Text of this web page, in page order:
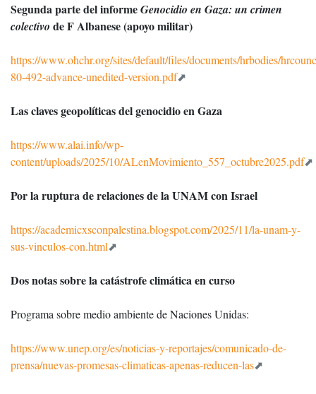
Segunda parte del informeGenocidio en Gaza: un crimen
colectivo de F Albanese (apoyo militar)
https://www.ohchr.org/sites/default/files/documents/hrbodies/
80-492-advance-unedited-version.pdf
Las claves geopolíticas del genocidio en Gaza
https://www.alai.info/wp-
content/uploads/2025/10/ALenMovimiento_557_octubre2025.pdf
Por la ruptura de relaciones de la UNAM con Israel
https://academicxsconpalestina.blogspot.com/2025/11/la-unam-y-
sus-vinculos-con.html
Dos notas sobre la catástrofe climática en curso
Programa sobre medio ambiente de Naciones Unidas:
https://www.unep.org/es/noticias-y-reportajes/comunicado-de-
prensa/nuevas-promesas-climaticas-apenas-reducen-las